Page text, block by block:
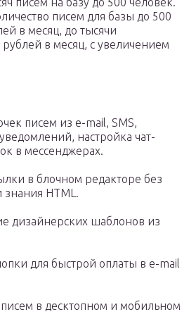
писем для базы до 500
в месяц, до тысячи
в месяц, с увеличением
писем из e-mail, SMS,
настройка чат-
в мессенджерах.
в блочном редакторе без
знания HTML.
дизайнерских шаблонов из
для быстрой оплаты в e-mail
в десктопном и мобильном